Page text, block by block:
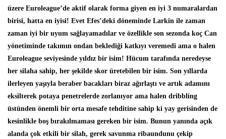
üzere Euroleague’de aktif olarak forma giyen en iyi 3 numaralardan
birisi, hatta en iyisi! Evet Efes’deki döneminde Larkin ile zaman
zaman iyi bir uyum sağlayamadılar ve özellikle son sezonda koç Can
yönetiminde takımın ondan beklediği katkıyı veremedi ama o halen
Euroleague seviyesinde yıldız bir isim! Hücum tarafında neredeyse
her silaha sahip, her şekilde skor üretebilen bir isim. Son yıllarda
ilerleyen yaşıyla beraber bacakları biraz ağırlaştı ve artık adamını
eksilterek potaya penetrelerde zorlanıyor ama halen dribbling
üstünden önemli bir orta mesafe tehditine sahip ki yay gerisinden de
kesinlikle boş bırakılmaması gereken bir isim. Bunun yanında açık
alanda çok etkili bir silah, gerek savunma ribaundunu çekip